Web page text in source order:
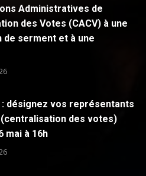
Administratives de
des Votes (CACV) à une
de serment et à une
: désignez vos représentants
(centralisation des votes)
mai à 16h